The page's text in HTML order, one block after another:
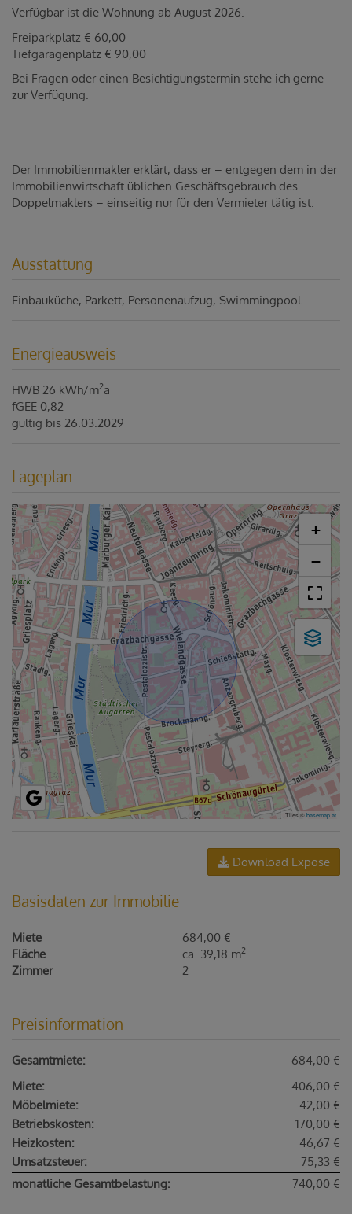
Verfügbar ist die Wohnung ab August 2026.
Freiparkplatz € 60,00
Tiefgaragenplatz € 90,00
Bei Fragen oder einen Besichtigungstermin stehe ich gerne
zur Verfügung.
Der Immobilienmakler erklärt, dass er – entgegen dem in der
Immobilienwirtschaft üblichen Geschäftsgebrauch des
Doppelmaklers – einseitig nur für den Vermieter tätig ist.
Ausstattung
Einbauküche Parkett Personenaufzug Swimmingpool
Energieausweis
HWB 26 kWh/m2a
fGEE 0,82
gültig bis 26.03.2029
Lageplan
+
−
Tiles ©basemap.at
Download Expose
Basisdaten zur Immobilie
Miete
684,00 €
Fläche
ca. 39,18 m2
Zimmer 2
Preisinformation
Gesamtmiete:
684,00 €
Miete:
406,00 €
Möbelmiete:
42,00 €
Betriebskosten:
170,00 €
Heizkosten:
46,67 €
Umsatzsteuer:
75,33 €
monatliche Gesamtbelastung:
740,00 €